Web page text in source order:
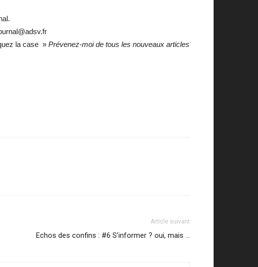
la case » Prévenez-moi de tous les nouveaux articles
Article suivant
Echos des confins : #6 S’informer ? oui, mais …